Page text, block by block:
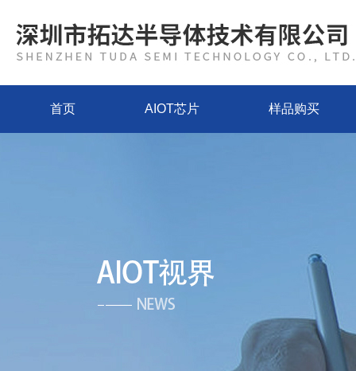
首页 AIOT芯片 样品购买